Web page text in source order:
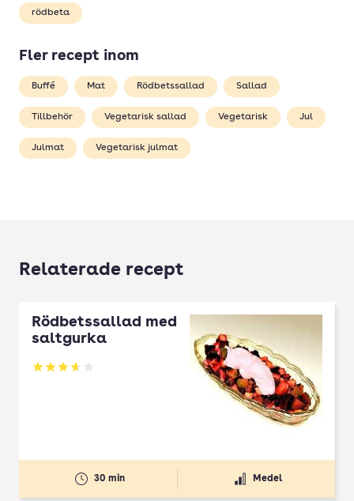
rödbeta
Fler recept inom
Buffé Mat Rödbetssallad Sallad
Tillbehör Vegetarisk sallad Vegetarisk Jul
Julmat Vegetarisk julmat
Relaterade recept
Rödbetssallad med
saltgurka
Betyg: 3.67 av 5
30 min Medel